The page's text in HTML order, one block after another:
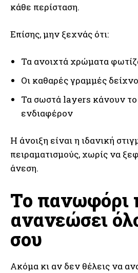
κάθε περίσταση.
Επίσης, μην ξεχνάς ότι:
Τα ανοιχτά χρώματα
Οι καθαρές γραμμές
Τα σωστά layers κάνουν
ενδιαφέρον
Η άνοιξη είναι η ιδανική
πειραματισμούς, χωρίς να
άνεση.
Το πανωφόρι
ανανεώσει
σου
Ακόμα κι αν δεν θέλεις να